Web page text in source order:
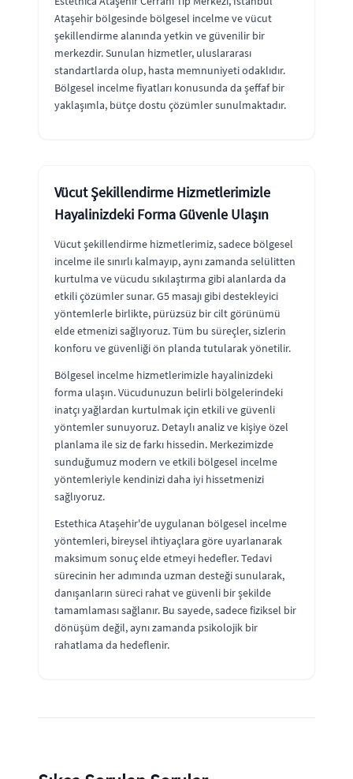
Ataşehir bölgesinde bölgesel incelme ve vücut
şekillendirme alanında yetkin ve güvenilir bir
merkezdir. Sunulan hizmetler, uluslararası
standartlarda olup, hasta memnuniyeti odaklıdır.
Bölgesel incelme fiyatları konusunda da şeffaf bir
yaklaşımla, bütçe dostu çözümler sunulmaktadır.
Vücut Şekillendirme Hizmetlerimizle
Hayalinizdeki Forma Güvenle Ulaşın
Vücut şekillendirme hizmetlerimiz, sadece bölgesel
incelme ile sınırlı kalmayıp, aynı zamanda selülitten
kurtulma ve vücudu sıkılaştırma gibi alanlarda da
etkili çözümler sunar. G5 masajı gibi destekleyici
yöntemlerle birlikte, pürüzsüz bir cilt görünümü
elde etmenizi sağlıyoruz. Tüm bu süreçler, sizlerin
konforu ve güvenliği ön planda tutularak yönetilir.
Bölgesel incelme hizmetlerimizle hayalinizdeki
forma ulaşın. Vücudunuzun belirli bölgelerindeki
inatçı yağlardan kurtulmak için etkili ve güvenli
yöntemler sunuyoruz. Detaylı analiz ve kişiye özel
planlama ile siz de farkı hissedin. Merkezimizde
sunduğumuz modern ve etkili bölgesel incelme
yöntemleriyle kendinizi daha iyi hissetmenizi
sağlıyoruz.
Estethica Ataşehir'de uygulanan bölgesel incelme
yöntemleri, bireysel ihtiyaçlara göre uyarlanarak
maksimum sonuç elde etmeyi hedefler. Tedavi
sürecinin her adımında uzman desteği sunularak,
danışanların süreci rahat ve güvenli bir şekilde
tamamlaması sağlanır. Bu sayede, sadece fiziksel bir
dönüşüm değil, aynı zamanda psikolojik bir
rahatlama da hedeflenir.